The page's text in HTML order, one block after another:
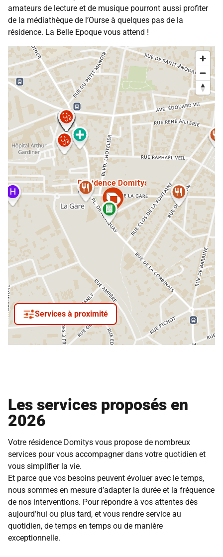
amateurs de lecture et de musique pourront aussi profiter
de la médiathèque de l’Ourse à quelques pas de la
résidence. La Belle Epoque vous attend !
Services à proximité
Les services proposés en
2026
Votre résidence Domitys vous propose de nombreux
services pour vous accompagner dans votre quotidien et
vous simplifier la vie.
Et parce que vos besoins peuvent évoluer avec le temps,
nous sommes en mesure d’adapter la durée et la fréquence
de nos interventions. Pour répondre à vos attentes dès
aujourd’hui ou plus tard, et vous rendre service au
quotidien, de temps en temps ou de manière
exceptionnelle.